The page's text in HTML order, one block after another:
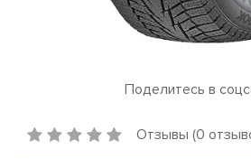
Поделитесь в
Отзывы (0